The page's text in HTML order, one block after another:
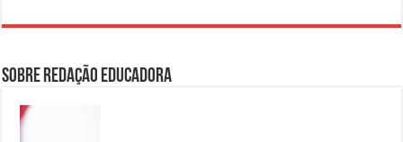
Sobre Redação Educadora